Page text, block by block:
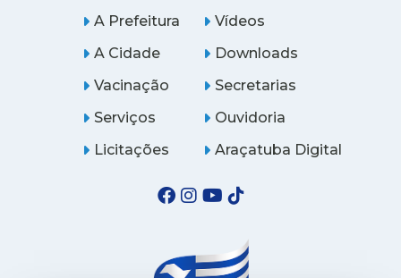
A Prefeitura
A Cidade
Vídeos
Downloads
Vacinação
Serviços
Licitações
Secretarias
Ouvidoria
Araçatuba Digital